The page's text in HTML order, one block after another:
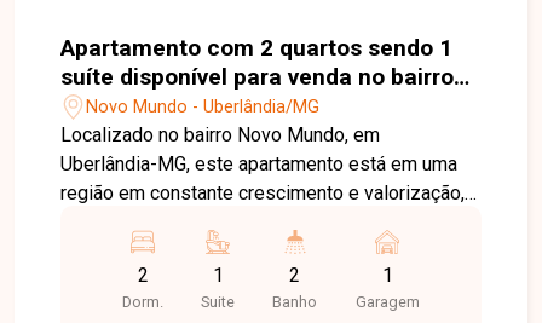
Apartamento com 2 quartos sendo 1
suíte disponível para venda no bairro
Novo Mundo em Uberlândia-MG
Novo Mundo - Uberlândia/MG
Localizado no bairro Novo Mundo, em
Uberlândia-MG, este apartamento está em uma
região em constante crescimento e valorização,
principais vias da cidade. Próximo a
supermercados, farmácias, academias, escolas e
diversos comércios e serviços, oferece
2
Dorm.
1
Suite
2
Banho
1
Garagem